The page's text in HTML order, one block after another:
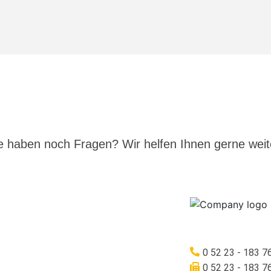
haben noch Fragen? Wir helfen Ihnen gerne
0 52 23 - 183
0 52 23 - 183